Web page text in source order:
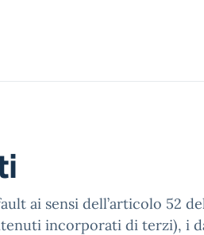
ai sensi dell’articolo 52
incorporati di terzi), i